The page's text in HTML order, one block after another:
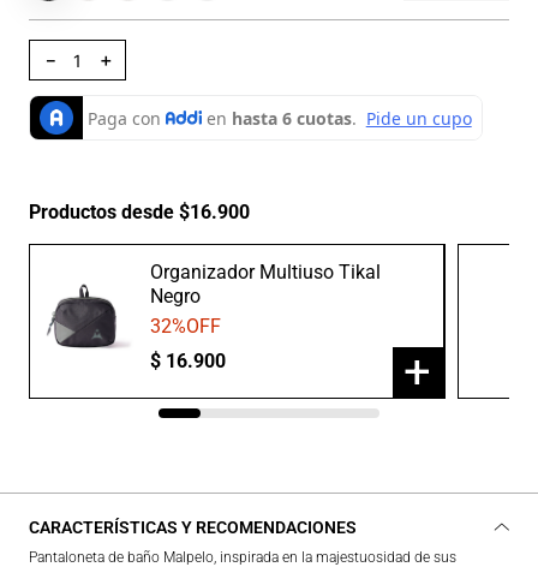
＋
－
Productos desde $16.900
Organizador Multiuso Tikal
Negro
32%OFF
$ 16.900 +
CARACTERÍSTICAS Y RECOMENDACIONES
Pantaloneta de baño Malpelo, inspirada en la majestuosidad de sus